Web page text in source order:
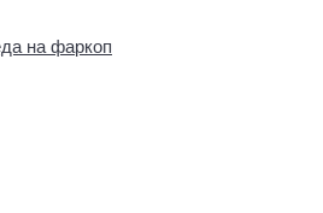
на фаркоп